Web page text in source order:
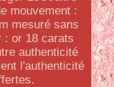
mouvement :
mesuré sans
: or 18 carats
authenticité
l'authenticité